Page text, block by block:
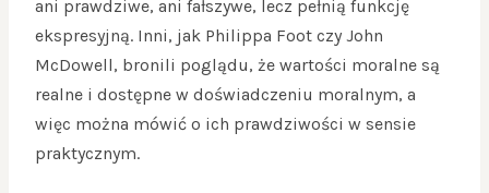
ani prawdziwe, ani fałszywe, lecz pełnią funkcję
ekspresyjną. Inni, jak Philippa Foot czy John
McDowell, bronili poglądu, że wartości moralne są
realne i dostępne w doświadczeniu moralnym, a
więc można mówić o ich prawdziwości w sensie
praktycznym.